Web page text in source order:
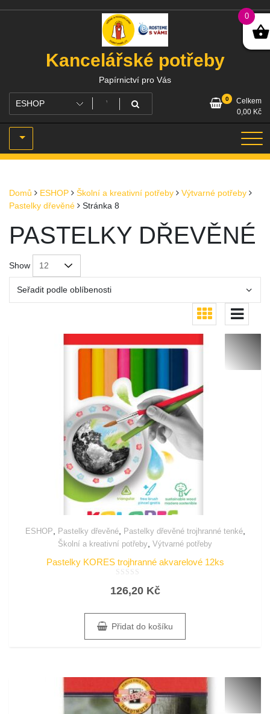
Kancelářské potřeby
Papírnictví pro Vás
0
Celkem
0,00 Kč
Domů ESHOP Školní a kreativní potřeby
Výtvarné potřeby
Pastelky dřevěné
Stránka 8
PASTELKY DŘEVĚNÉ
Show
ESHOP Pastelky dřevěné, Pastelky dřevěné trojhranné tenké,
Školní a kreativní potřeby Výtvarné potřeby
Pastelky KORES trojhranné akvarelové 12ks
0
126,20 Kč
Přidat do košíku
0